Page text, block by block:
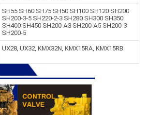
SH55 SH60 SH75 SH50 SH100 SH120 SH200
SH200-3-5 SH220-2-3 SH280 SH300 SH350
SH400 SH450 SH200-A3 SH200-A5 SH200-3
SH200-5
UX28, UX32, KMX32N, KMX15RA, KMX15RB